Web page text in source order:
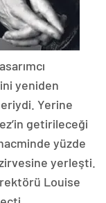
yeniden
Yerine
getirileceği
yüzde
yerleşti.
Louise